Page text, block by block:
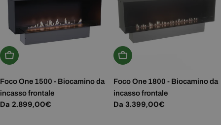
Scegli Le Opzioni
Foco One 1500 - Biocamino da
incasso frontale
Prezzo
Da 2.899,00€
Scegli Le Opzioni
Foco One 1800 - Biocamino da
incasso frontale
Prezzo
Da 3.399,00€